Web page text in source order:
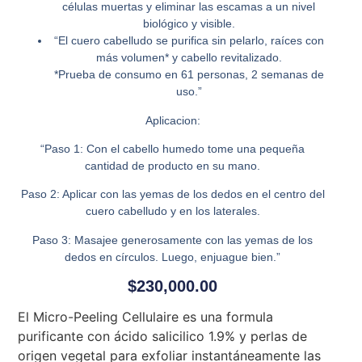
células muertas y eliminar las escamas a un nivel
biológico y visible.
“El cuero cabelludo se purifica sin pelarlo, raíces con
más volumen* y cabello revitalizado.
*Prueba de consumo en 61 personas, 2 semanas de
uso.”
Aplicacion:
“Paso 1: Con el cabello humedo tome una pequeña
cantidad de producto en su mano.
Paso 2: Aplicar con las yemas de los dedos en el centro del
cuero cabelludo y en los laterales.
Paso 3: Masajee generosamente con las yemas de los
dedos en círculos. Luego, enjuague bien.”
$230,000.00
El Micro-Peeling Cellulaire es una formula
purificante con ácido salicilico 1.9% y perlas de
origen vegetal para exfoliar instantáneamente las